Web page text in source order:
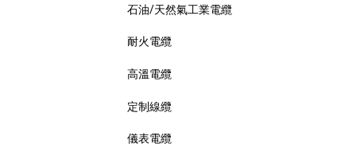
石油/天然氣工業電纜
耐火電纜
高溫電纜
定制線纜
儀表電纜